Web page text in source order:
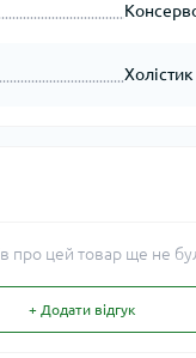
Холістик
про цей товар ще не
+ Додати відгук